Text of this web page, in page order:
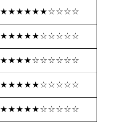
★★★★★★☆☆☆☆
★★★★★☆☆☆☆☆
★★★★☆☆☆☆☆☆
★★★★★☆☆☆☆☆
★★★★★☆☆☆☆☆